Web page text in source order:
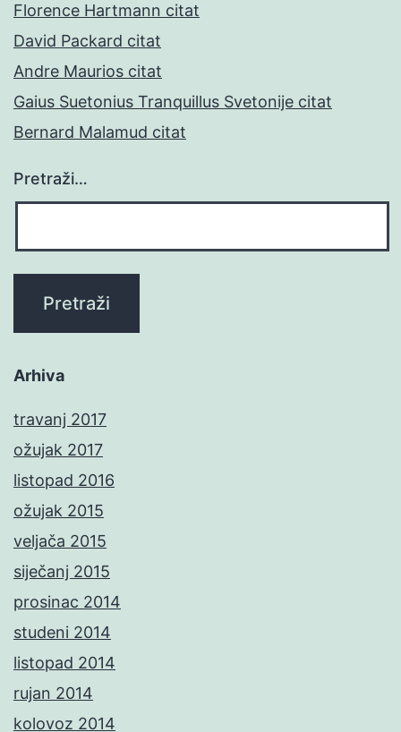
Florence Hartmann citat
David Packard citat
Andre Maurios citat
Gaius Suetonius Tranquillus Svetonije citat
Bernard Malamud citat
Pretraži…
Arhiva
travanj 2017
ožujak 2017
listopad 2016
ožujak 2015
veljača 2015
siječanj 2015
prosinac 2014
studeni 2014
listopad 2014
rujan 2014
kolovoz 2014